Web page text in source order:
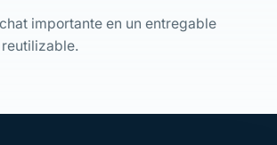
importante en un entregable